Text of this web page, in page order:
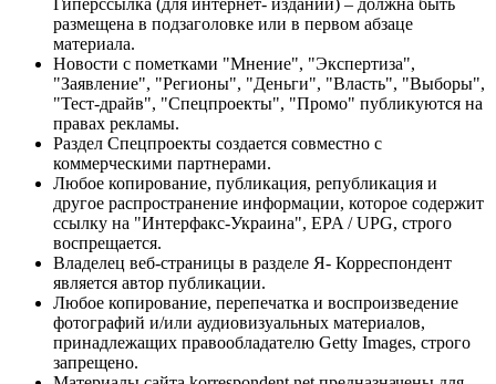
размещена в подзаголовке или в первом абзаце
материала.
Новости с пометками "Мнение", "Экспертиза",
"Заявление", "Регионы", "Деньги", "Власть", "Выборы",
"Тест-драйв", "Спецпроекты", "Промо" публикуются на
правах рекламы.
Раздел Спецпроекты создается совместно с
коммерческими партнерами.
Любое копирование, публикация, републикация и
другое распространение информации, которое содержит
ссылку на "Интерфакс-Украина", EPA / UPG, строго
воспрещается.
Владелец веб-страницы в разделе Я- Корреспондент
является автор публикации.
Любое копирование, перепечатка и воспроизведение
фотографий и/или аудиовизуальных материалов,
принадлежащих правообладателю Getty Images, строго
запрещено.